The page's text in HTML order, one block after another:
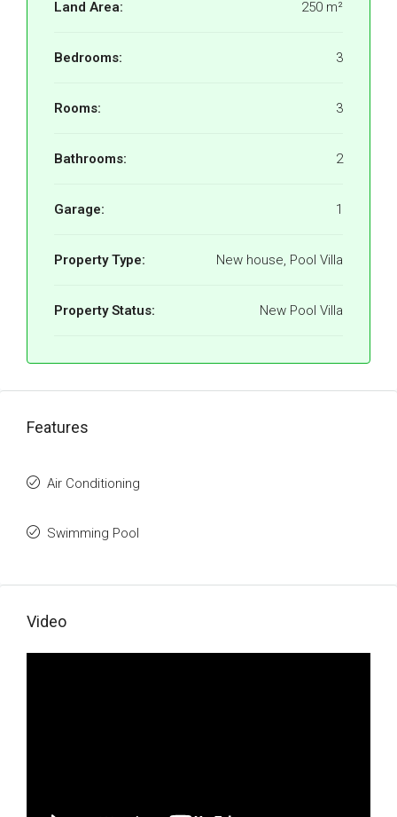
Land Area: 250 m²
Bedrooms: 3
Rooms: 3
Bathrooms: 2
Garage: 1
Property Type: New house, Pool Villa
Property Status: New Pool Villa
Features
Air Conditioning
Swimming Pool
Video